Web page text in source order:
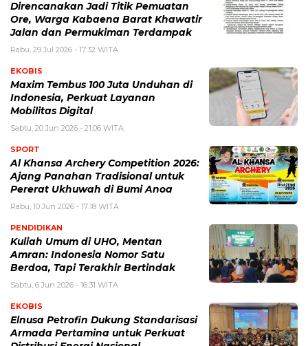
Direncanakan Jadi Titik Pemuatan
Ore, Warga Kabaena Barat Khawatir
Jalan dan Permukiman Terdampak
Rabu, 29 Jul 2026 - 17:32 WITA
EKOBIS
Maxim Tembus 100 Juta Unduhan di
Indonesia, Perkuat Layanan
Mobilitas Digital
Sabtu, 20 Jun 2026 - 21:06 WITA
SPORT
Al Khansa Archery Competition 2026:
Ajang Panahan Tradisional untuk
Pererat Ukhuwah di Bumi Anoa
Rabu, 10 Jun 2026 - 17:18 WITA
PENDIDIKAN
Kuliah Umum di UHO, Mentan
Amran: Indonesia Nomor Satu
Berdoa, Tapi Terakhir Bertindak
Sabtu, 6 Jun 2026 - 16:31 WITA
EKOBIS
Elnusa Petrofin Dukung Standarisasi
Armada Pertamina untuk Perkuat